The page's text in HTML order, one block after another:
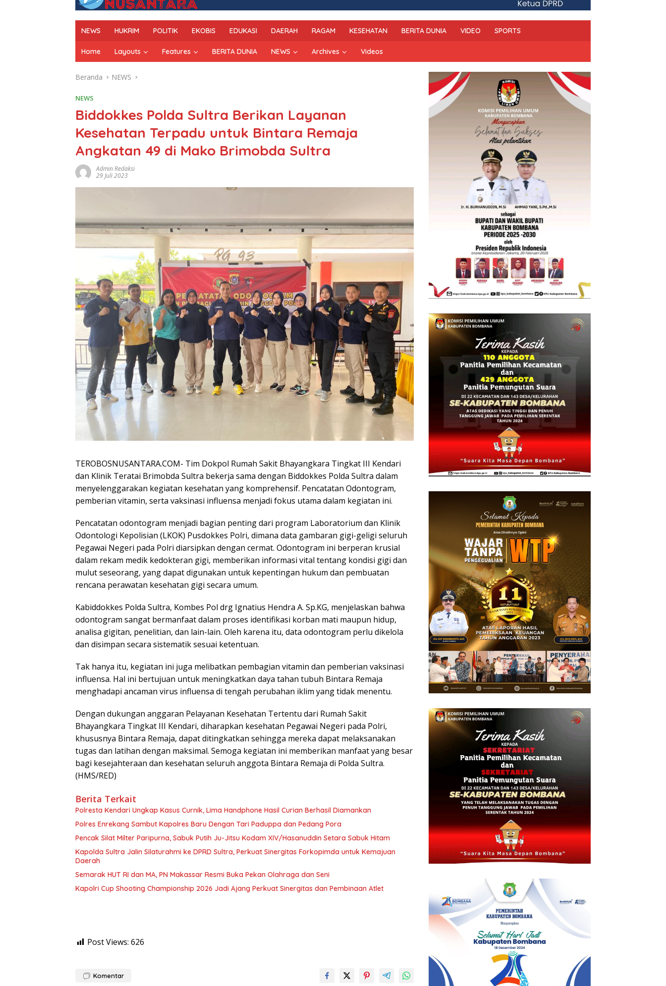
NEWS HUKRIM POLITIK EKOBIS EDUKASI DAERAH RAGAM KESEHATAN BERITA DUNIA VIDEO SPORTS
Home Layouts Features BERITA DUNIA NEWS Archives Videos
Beranda NEWS
NEWS
Biddokkes Polda Sultra Berikan Layanan
Kesehatan Terpadu untuk Bintara Remaja
Angkatan 49 di Mako Brimobda Sultra
Admin Redaksi
29 Juli 2023
TEROBOSNUSANTARA.COM- Tim Dokpol Rumah Sakit Bhayangkara Tingkat III Kendari
dan Klinik Teratai Brimobda Sultra bekerja sama dengan Biddokkes Polda Sultra dalam
menyelenggarakan kegiatan kesehatan yang komprehensif. Pencatatan Odontogram,
pemberian vitamin, serta vaksinasi influensa menjadi fokus utama dalam kegiatan ini.
Pencatatan odontogram menjadi bagian penting dari program Laboratorium dan Klinik
Odontologi Kepolisian (LKOK) Pusdokkes Polri, dimana data gambaran gigi-geligi seluruh
Pegawai Negeri pada Polri diarsipkan dengan cermat. Odontogram ini berperan krusial
dalam rekam medik kedokteran gigi, memberikan informasi vital tentang kondisi gigi dan
mulut seseorang, yang dapat digunakan untuk kepentingan hukum dan pembuatan
rencana perawatan kesehatan gigi secara umum.
Kabiddokkes Polda Sultra, Kombes Pol drg Ignatius Hendra A. Sp.KG, menjelaskan bahwa
odontogram sangat bermanfaat dalam proses identifikasi korban mati maupun hidup,
analisa gigitan, penelitian, dan lain-lain. Oleh karena itu, data odontogram perlu dikelola
dan disimpan secara sistematik sesuai ketentuan.
Tak hanya itu, kegiatan ini juga melibatkan pembagian vitamin dan pemberian vaksinasi
influensa. Hal ini bertujuan untuk meningkatkan daya tahan tubuh Bintara Remaja
menghadapi ancaman virus influensa di tengah perubahan iklim yang tidak menentu.
Dengan dukungan anggaran Pelayanan Kesehatan Tertentu dari Rumah Sakit
Bhayangkara Tingkat III Kendari, diharapkan kesehatan Pegawai Negeri pada Polri,
khususnya Bintara Remaja, dapat ditingkatkan sehingga mereka dapat melaksanakan
tugas dan latihan dengan maksimal. Semoga kegiatan ini memberikan manfaat yang besar
bagi kesejahteraan dan kesehatan seluruh anggota Bintara Remaja di Polda Sultra.
(HMS/RED)
Berita Terkait
Polresta Kendari Ungkap Kasus Curnik, Lima Handphone Hasil Curian Berhasil Diamankan
Polres Enrekang Sambut Kapolres Baru Dengan Tari Paduppa dan Pedang Pora
Pencak Silat Milter Paripurna, Sabuk Putih Ju-Jitsu Kodam XIV/Hasanuddin Setara Sabuk Hitam
Kapolda Sultra Jalin Silaturahmi ke DPRD Sultra, Perkuat Sinergitas Forkopimda untuk Kemajuan
Daerah
Semarak HUT RI dan MA, PN Makassar Resmi Buka Pekan Olahraga dan Seni
Kapolri Cup Shooting Championship 2026 Jadi Ajang Perkuat Sinergitas dan Pembinaan Atlet
Post Views: 626
Komentar